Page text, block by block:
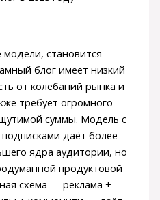
становится
блог имеет низкий
от колебаний рынка и
требует огромного
суммы. Модель с
даёт более
ядра аудитории, но
продуктовой
схема — реклама +